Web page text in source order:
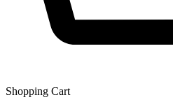
Shopping Сart